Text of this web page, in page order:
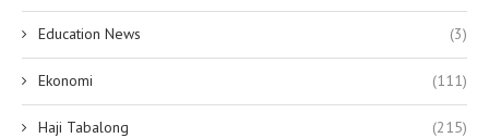
Education News (3)
Ekonomi (111)
Haji Tabalong (215)